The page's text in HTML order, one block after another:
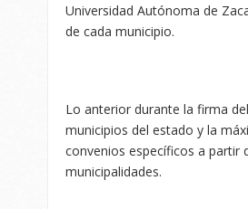
Universidad Autónoma de
de cada municipio.
Lo anterior durante la firma
municipios del estado y la
convenios específicos a partir
municipalidades.